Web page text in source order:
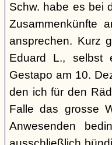
Schw. habe es bei
Zusammenkünfte
ansprechen. Kurz
Eduard L., selbst
Gestapo am 10.
den ich für den
Falle das grosse
Anwesenden